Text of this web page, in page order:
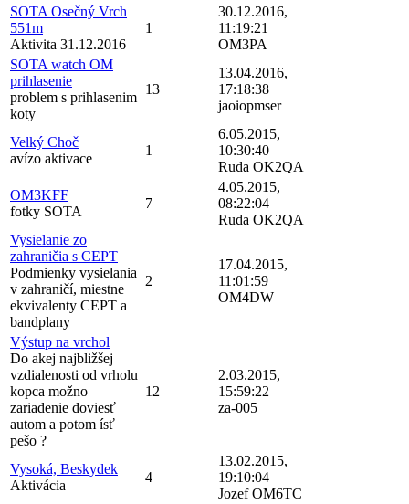
SOTA Osečný Vrch
551m
Aktivita 31.12.2016
1
30.12.2016,
11:19:21
OM3PA
SOTA watch OM
prihlasenie
problem s prihlasenim
koty
13
13.04.2016,
17:18:38
jaoiopmser
Velký Choč
avízo aktivace
1
6.05.2015,
10:30:40
Ruda OK2QA
OM3KFF
fotky SOTA
7
4.05.2015,
08:22:04
Ruda OK2QA
Vysielanie zo
zahraničia s CEPT
Podmienky vysielania
v zahraničí, miestne
ekvivalenty CEPT a
bandplany
2
17.04.2015,
11:01:59
OM4DW
Výstup na vrchol
Do akej najbližšej
vzdialenosti od vrholu
kopca možno
zariadenie doviesť
autom a potom ísť
pešo ?
12
2.03.2015,
15:59:22
za-005
Vysoká, Beskydek
Aktivácia
4
13.02.2015,
19:10:04
Jozef OM6TC